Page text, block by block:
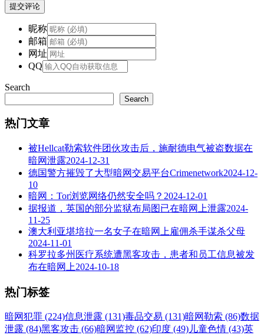
提交评论
昵称
邮箱
网址
QQ
Search
Search
热门文章
被Hellcat勒索软件团伙攻击后，施耐德电气被盗数据在
暗网泄露2024-12-31
德国警方摧毁了大型暗网交易平台Crimenetwork2024-12-
10
暗网：Tor浏览网络仍然安全吗？ 2024-12-01
据报道，英国的部分监狱布局图已在暗网上泄露2024-
11-25
澳大利亚堪培拉一名女子在暗网上雇佣杀手谋杀父母
2024-11-01
科罗拉多州医疗系统遭黑客攻击，患者和员工信息被发
布在暗网上2024-10-18
热门标签
暗网犯罪 (224)信息泄露 (131)毒品交易 (131)暗网勒索 (86)数据
泄露 (84)黑客攻击 (66)暗网监控 (62)印度 (49) 儿童色情 (43)英